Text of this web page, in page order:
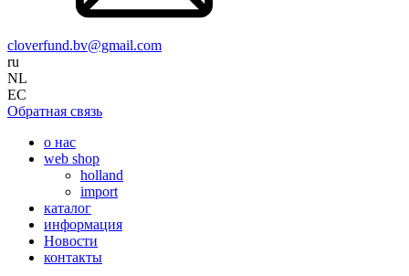
cloverfund.bv@gmail.com
ru
NL
EC
Обратная связь
о нас
web shop
holland
import
каталог
информация
Новости
контакты